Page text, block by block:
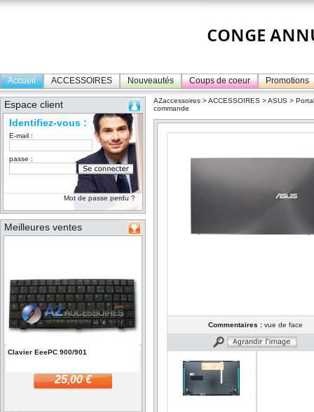
Accueil ACCESSOIRES Nouveautés Coups de coeur Promotions
Espace client
Identifiez-vous :
E-mail :
passe :
Mot de passe perdu ?
Meilleures ventes
Clavier EeePC 900/901
25,00 €
AZaccessoires >ACCESSOIRES >ASUS >
commande
Commentaires :vue de face